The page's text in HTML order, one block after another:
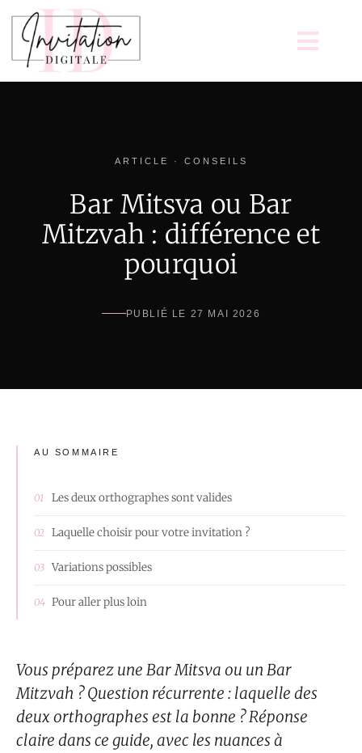
ARTICLE · CONSEILS
Bar Mitsva ou Bar
Mitzvah : différence et
pourquoi
PUBLIÉ LE 27 MAI 2026
AU SOMMAIRE
Les deux orthographes sont valides
Laquelle choisir pour votre invitation ?
Variations possibles
Pour aller plus loin
Vous préparez une Bar Mitsva ou un Bar
Mitzvah ? Question récurrente : laquelle des
deux orthographes est la bonne ? Réponse
claire dans ce guide, avec les nuances à